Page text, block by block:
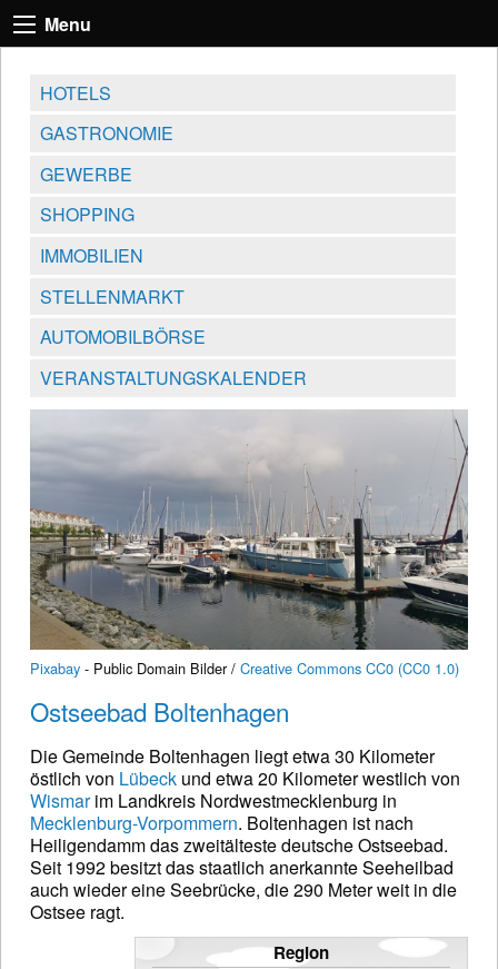
Menu
HOTELS
GASTRONOMIE
GEWERBE
SHOPPING
IMMOBILIEN
STELLENMARKT
AUTOMOBILBÖRSE
VERANSTALTUNGSKALENDER
Pixabay - Public Domain Bilder / Creative Commons CC0 (CC0 1.0)
Ostseebad Boltenhagen
Die Gemeinde Boltenhagen liegt etwa 30 Kilometer
östlich von Lübeck und etwa 20 Kilometer westlich von
Wismarim Landkreis Nordwestmecklenburg in
Mecklenburg-Vorpommern. Boltenhagen ist nach
Heiligendamm das zweitälteste deutsche Ostseebad.
Seit 1992 besitzt das staatlich anerkannte Seeheilbad
auch wieder eine Seebrücke, die 290 Meter weit in die
Ostsee ragt.
Region